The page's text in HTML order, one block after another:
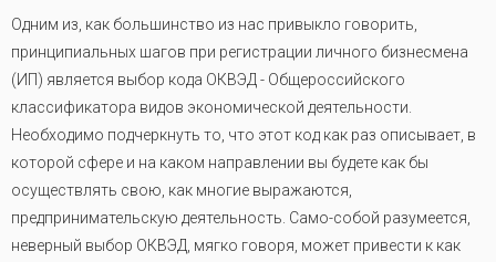
Одним из, как большинство из нас привыкло говорить,
принципиальных шагов при регистрации личного бизнесмена
(ИП) является выбор кода ОКВЭД - Общероссийского
классификатора видов экономической деятельности.
Необходимо подчеркнуть то, что этот код как раз описывает, в
которой сфере и на каком направлении вы будете как бы
осуществлять свою, как многие выражаются,
предпринимательскую деятельность. Само-собой разумеется,
неверный выбор ОКВЭД, мягко говоря, может привести к как